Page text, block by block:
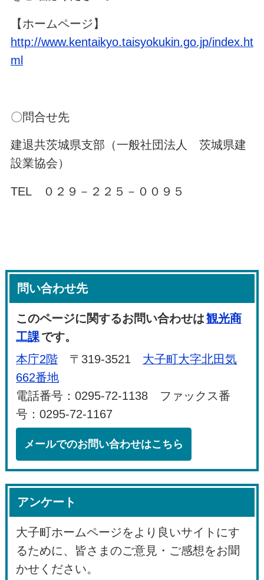
【ホームページ】
http://www.kentaikyo.taisyokukin.go.jp/index.ht
ml
〇問合せ先
建退共茨城県支部（一般社団法人 茨城県建
設業協会）
TEL ０２９－２２５－００９５
問い合わせ先
このページに関するお問い合わせは観光商
工課です。
本庁2階 〒319-3521 大子町大字北田気
662番地
電話番号：0295-72-1138 ファックス番
号：0295-72-1167
メールでのお問い合わせはこちら
アンケート
大子町ホームページをより良いサイトにす
るために、皆さまのご意見・ご感想をお聞
かせください。